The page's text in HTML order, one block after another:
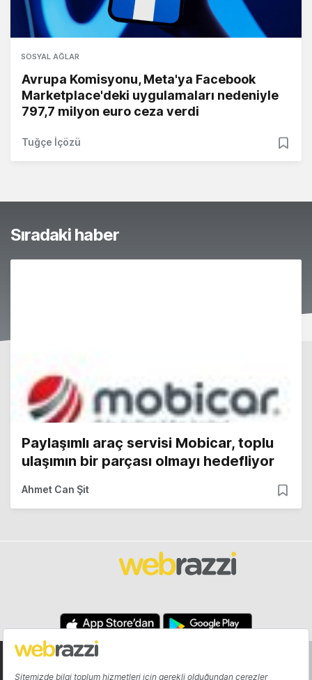
SOSYAL AĞLAR
Avrupa Komisyonu, Meta'ya Facebook
Marketplace'deki uygulamaları nedeniyle
797,7 milyon euro ceza verdi
Tuğçe İçözü
Sıradaki haber
Paylaşımlı araç servisi Mobicar, toplu
ulaşımın bir parçası olmayı hedefliyor
Ahmet Can Şit